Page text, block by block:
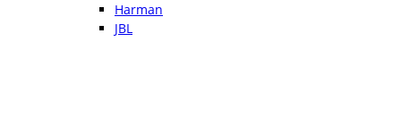
Harman
JBL